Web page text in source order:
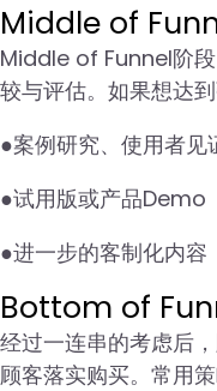
Middle of
Middle of Funnel阶段
较与评估。如果想达
●案例研究、使用者见
●试用版或产品Demo
●进一步的客制化内容
Bottom of
经过一连串的考虑后
顾客落实购买。常用策